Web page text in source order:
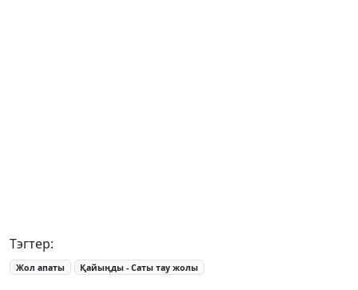
Тэгтер:
Жол апаты Қайыңды - Саты тау жолы